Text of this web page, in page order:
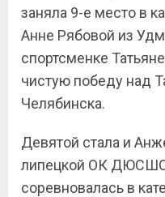
заняла 9-е место в
Анне Рябовой из
спортсменке
чистую победу над
Челябинска.
Девятой стала и
липецкой ОК
соревновалась в